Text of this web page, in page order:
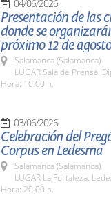
04/06/2026
Presentación de las
donde se
próximo 12 de
Salamanca (Salamanca)
LUGAR Sala de Prensa.
Hora: 10:00 h.
03/06/2026
Celebración del
Corpus en Ledesma
Salamanca (Salamanca)
LUGAR La Fortaleza.
Hora: 20:00 h.